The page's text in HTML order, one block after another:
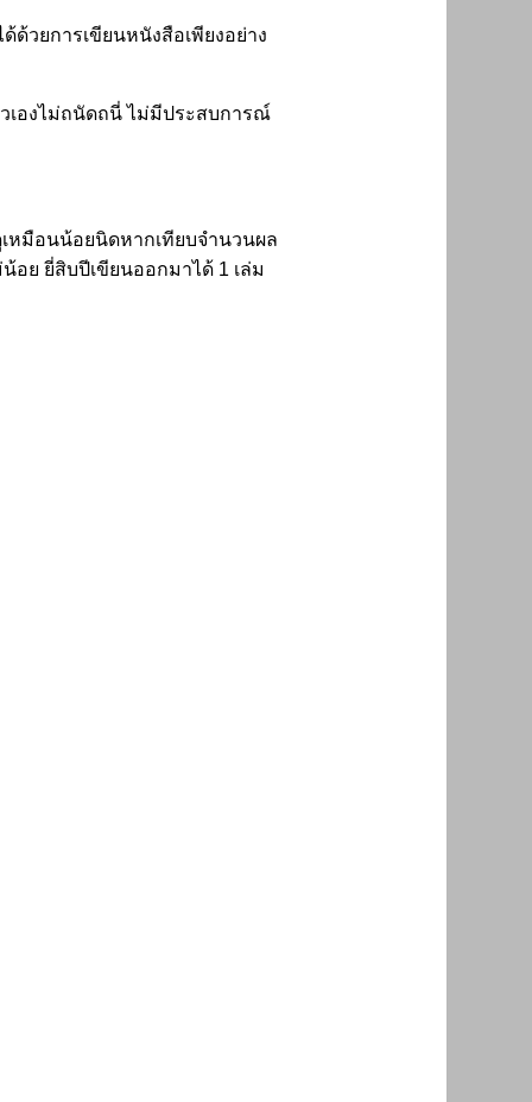
วยการเขียนหนังสือเพียงอย่าง
เองไม่ถนัดถนี่ ไม่มีประสบการณ์
หมือนน้อยนิดหากเทียบจำนวนผล
อย ยี่สิบปีเขียนออกมาได้ 1 เล่ม